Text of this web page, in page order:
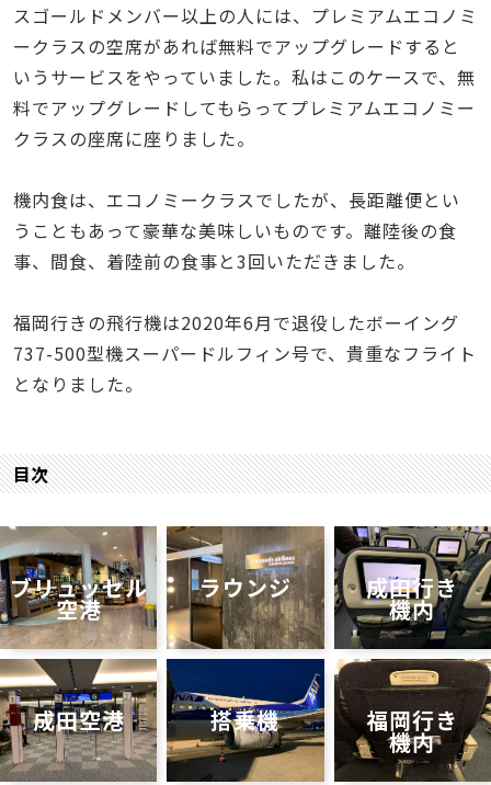
スゴールドメンバー以上の人には、プレミアムエコノミ
ークラスの空席があれば無料でアップグレードすると
いうサービスをやっていました。私はこのケースで、無
料でアップグレードしてもらってプレミアムエコノミー
クラスの座席に座りました。
機内食は、エコノミークラスでしたが、長距離便とい
うこともあって豪華な美味しいものです。離陸後の食
事、間食、着陸前の食事と3回いただきました。
福岡行きの飛行機は2020年6月で退役したボーイング
737-500型機スーパードルフィン号で、貴重なフライト
となりました。
目次
ブリュッセル
空港
ラウンジ 成田行き
機内
成田空港 搭乗機 福岡行き
機内